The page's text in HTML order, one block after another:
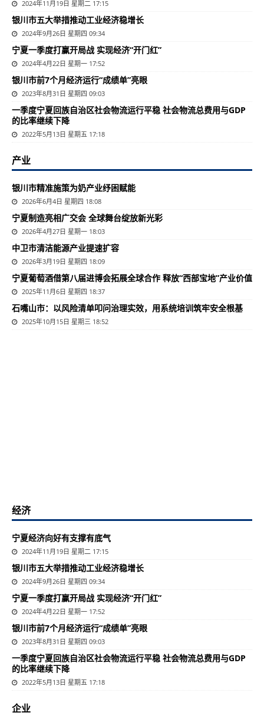
2024年11月19日 星期二 17:15
银川市五大举措推动工业经济稳增长
2024年9月26日 星期四 09:34
宁夏一季度打赢开局战 实现经济“开门红”
2024年4月22日 星期一 17:52
银川市前7个月经济运行“成绩单”亮眼
2023年8月31日 星期四 09:03
一季度宁夏回族自治区社会物流运行平稳 社会物流总费用与GDP
的比率继续下降
2022年5月13日 星期五 17:18
产业
银川市精准施策为奶产业纾困赋能
2026年6月4日 星期四 18:08
宁夏制造亮相广交会 全球舞台绽放新光彩
2026年4月27日 星期一 18:03
中卫市清洁能源产业提速扩容
2026年3月19日 星期四 18:09
宁夏葡萄酒借第八届进博会拓展全球合作 释放“西部宝地”产业价值
2025年11月6日 星期四 18:37
石嘴山市：以风险清单叩问治理实效，用系统培训筑牢安全根基
2025年10月15日 星期三 18:52
经济
宁夏经济向好有支撑有底气
2024年11月19日 星期二 17:15
银川市五大举措推动工业经济稳增长
2024年9月26日 星期四 09:34
宁夏一季度打赢开局战 实现经济“开门红”
2024年4月22日 星期一 17:52
银川市前7个月经济运行“成绩单”亮眼
2023年8月31日 星期四 09:03
一季度宁夏回族自治区社会物流运行平稳 社会物流总费用与GDP
的比率继续下降
2022年5月13日 星期五 17:18
企业